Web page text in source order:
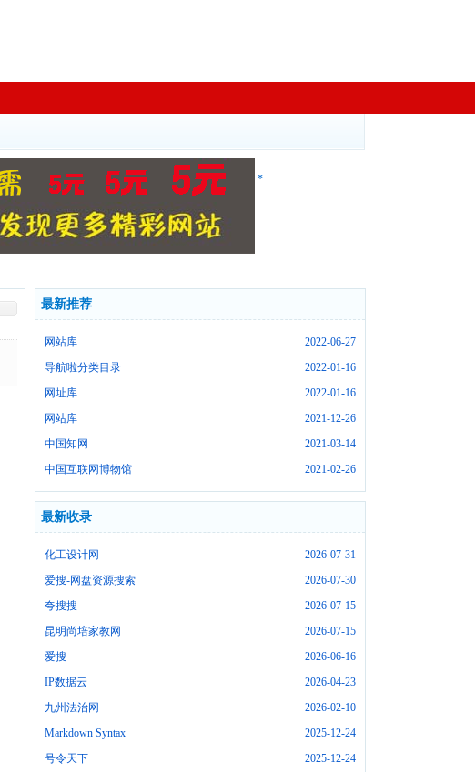
*
最新推荐
2022-06-27
网站库
2022-01-16
导航啦分类目录
2022-01-16
网址库
2021-12-26
网站库
2021-03-14
中国知网
2021-02-26
中国互联网博物馆
最新收录
2026-07-31
化工设计网
2026-07-30
爱搜-网盘资源搜索
2026-07-15
夸搜搜
2026-07-15
昆明尚培家教网
2026-06-16
爱搜
2026-04-23
IP数据云
2026-02-10
九州法治网
2025-12-24
Markdown Syntax
2025-12-24
号令天下